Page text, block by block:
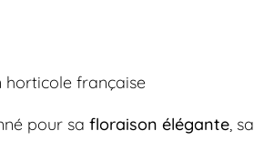
horticole française
pour sa floraison élégante, sa